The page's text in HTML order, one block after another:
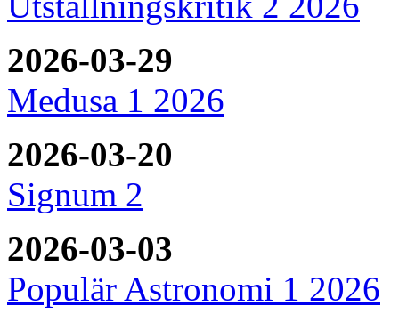
2026-03-29
Medusa 1 2026
2026-03-20
Signum 2
2026-03-03
Populär Astronomi 1 2026